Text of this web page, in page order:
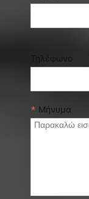
Τηλέφωνο
* Μήνυμα